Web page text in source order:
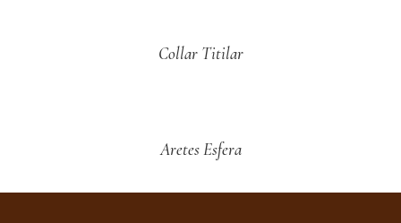
Collar Titilar
Aretes Esfera